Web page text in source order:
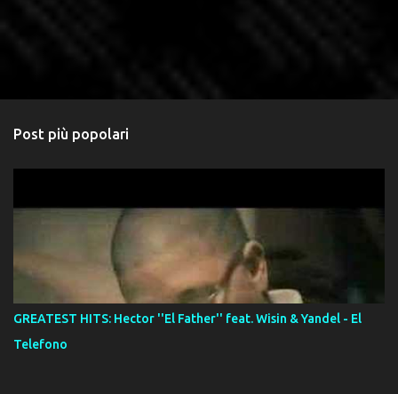
Post più popolari
GREATEST HITS: Hector ''El Father'' feat. Wisin & Yandel - El
Telefono